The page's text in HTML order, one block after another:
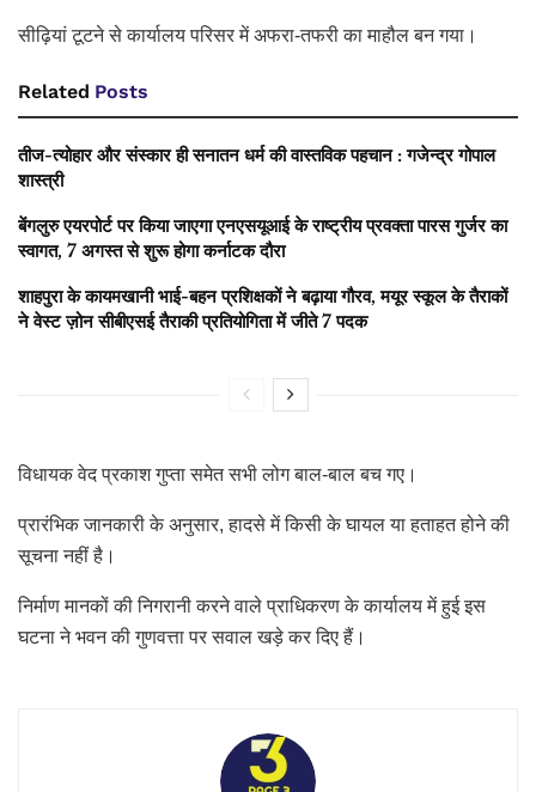
सीढ़ियां टूटने से कार्यालय परिसर में अफरा-तफरी का माहौल बन गया।
Related Posts
तीज-त्योहार और संस्कार ही सनातन धर्म की वास्तविक पहचान : गजेन्द्र गोपाल
शास्त्री
बेंगलुरु एयरपोर्ट पर किया जाएगा एनएसयूआई के राष्ट्रीय प्रवक्ता पारस गुर्जर का
स्वागत, 7 अगस्त से शुरू होगा कर्नाटक दौरा
शाहपुरा के कायमखानी भाई-बहन प्रशिक्षकों ने बढ़ाया गौरव, मयूर स्कूल के तैराकों
ने वेस्ट ज़ोन सीबीएसई तैराकी प्रतियोगिता में जीते 7 पदक
विधायक वेद प्रकाश गुप्ता समेत सभी लोग बाल-बाल बच गए।
प्रारंभिक जानकारी के अनुसार, हादसे में किसी के घायल या हताहत होने की
सूचना नहीं है।
निर्माण मानकों की निगरानी करने वाले प्राधिकरण के कार्यालय में हुई इस
घटना ने भवन की गुणवत्ता पर सवाल खड़े कर दिए हैं।